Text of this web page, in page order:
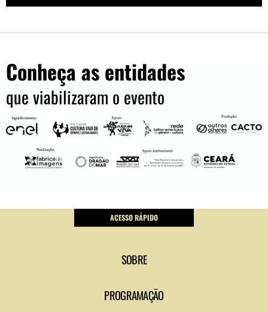
Conheça as entidades
que viabilizaram o evento
ACESSO RÁPIDO
SOBRE
PROGRAMAÇÃO